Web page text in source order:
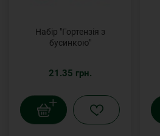
Набір "Гортензія з
бусинкою"
21.35 грн.